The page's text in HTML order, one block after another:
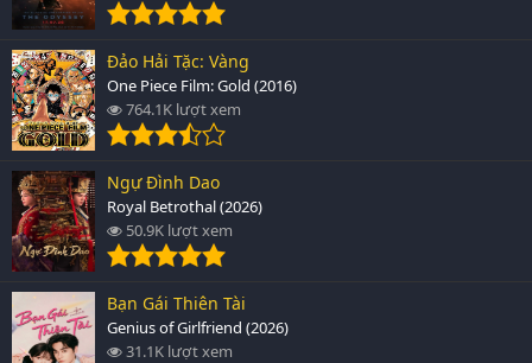
Đảo Hải Tặc: Vàng
One Piece Film: Gold (2016)
764.1K lượt xem
Ngự Đình Dao
Royal Betrothal (2026)
50.9K lượt xem
Bạn Gái Thiên Tài
Genius of Girlfriend (2026)
31.1K lượt xem